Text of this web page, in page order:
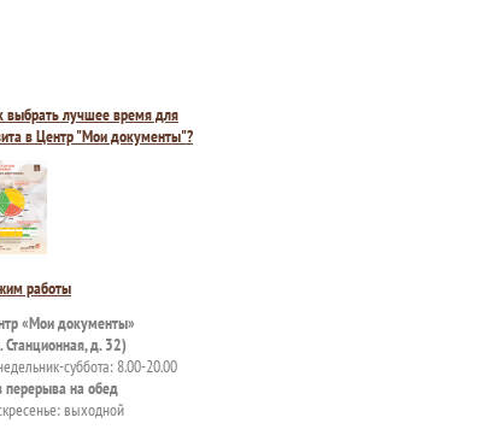
выбрать лучшее время для
в Центр "Мои документы"?
работы
«Мои документы»
Станционная, д. 32)
суббота: 8.00-20.00
перерыва на обед
выходной